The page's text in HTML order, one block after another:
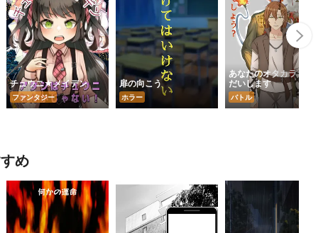
チュウニ★メイデン
ファンタジー
扉の向こう
ホラー
あなたのオタカラちょう
だいします
バトル
め